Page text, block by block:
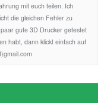
mit euch teilen. Ich
die gleichen Fehler zu
gute 3D Drucker getestet
habt, dann klickt einfach auf